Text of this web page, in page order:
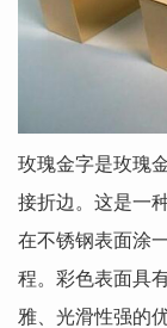
玫瑰金字是玫瑰
接折边。这是一
在不锈钢表面涂
程。彩色表面具
雅、光滑性强的优